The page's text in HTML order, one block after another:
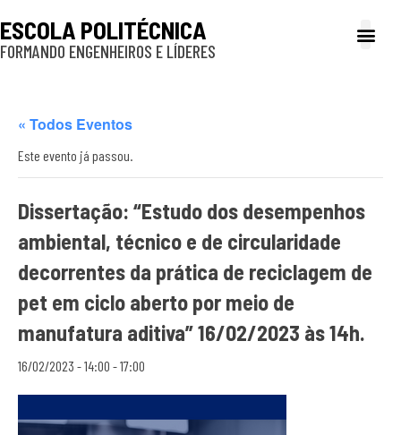
ESCOLA POLITÉCNICA
FORMANDO ENGENHEIROS E LÍDERES
« Todos Eventos
Este evento já passou.
Dissertação: “Estudo dos desempenhos
ambiental, técnico e de circularidade
decorrentes da prática de reciclagem de
pet em ciclo aberto por meio de
manufatura aditiva” 16/02/2023 às 14h.
16/02/2023 - 14:00 -17:00